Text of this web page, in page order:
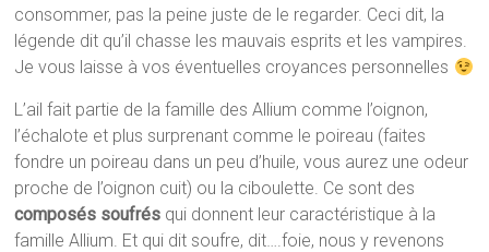
consommer, pas la peine juste de le regarder. Ceci dit, la
légende dit qu’il chasse les mauvais esprits et les vampires.
Je vous laisse à vos éventuelles croyances personnelles
L’ail fait partie de la famille des Allium comme l’oignon,
l’échalote et plus surprenant comme le poireau (faites
fondre un poireau dans un peu d’huile, vous aurez une odeur
proche de l’oignon cuit) ou la ciboulette. Ce sont des
composés soufrés qui donnent leur caractéristique à la
famille Allium. Et qui dit soufre, dit….foie, nous y revenons